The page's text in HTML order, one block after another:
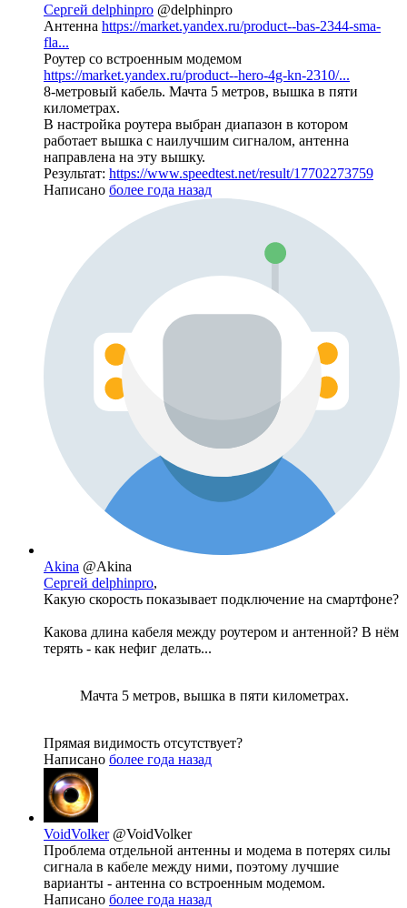
Сергей delphinpro @delphinpro
Антенна https://market.yandex.ru/product--bas-2344-sma-
fla...
Роутер со встроенным модемом
https://market.yandex.ru/product--hero-4g-kn-2310/...
8-метровый кабель. Мачта 5 метров, вышка в пяти
километрах.
В настройка роутера выбран диапазон в котором
работает вышка с наилучшим сигналом, антенна
направлена на эту вышку.
Результат: https://www.speedtest.net/result/17702273759
Написано более года назад
Akina @Akina
Сергей delphinpro,
Какую скорость показывает подключение на смартфоне?
Какова длина кабеля между роутером и антенной? В нём
терять - как нефиг делать...
Мачта 5 метров, вышка в пяти километрах.
Прямая видимость отсутствует?
Написано более года назад
VoidVolker @VoidVolker
Проблема отдельной антенны и модема в потерях силы
сигнала в кабеле между ними, поэтому лучшие
варианты - антенна со встроенным модемом.
Написано более года назад